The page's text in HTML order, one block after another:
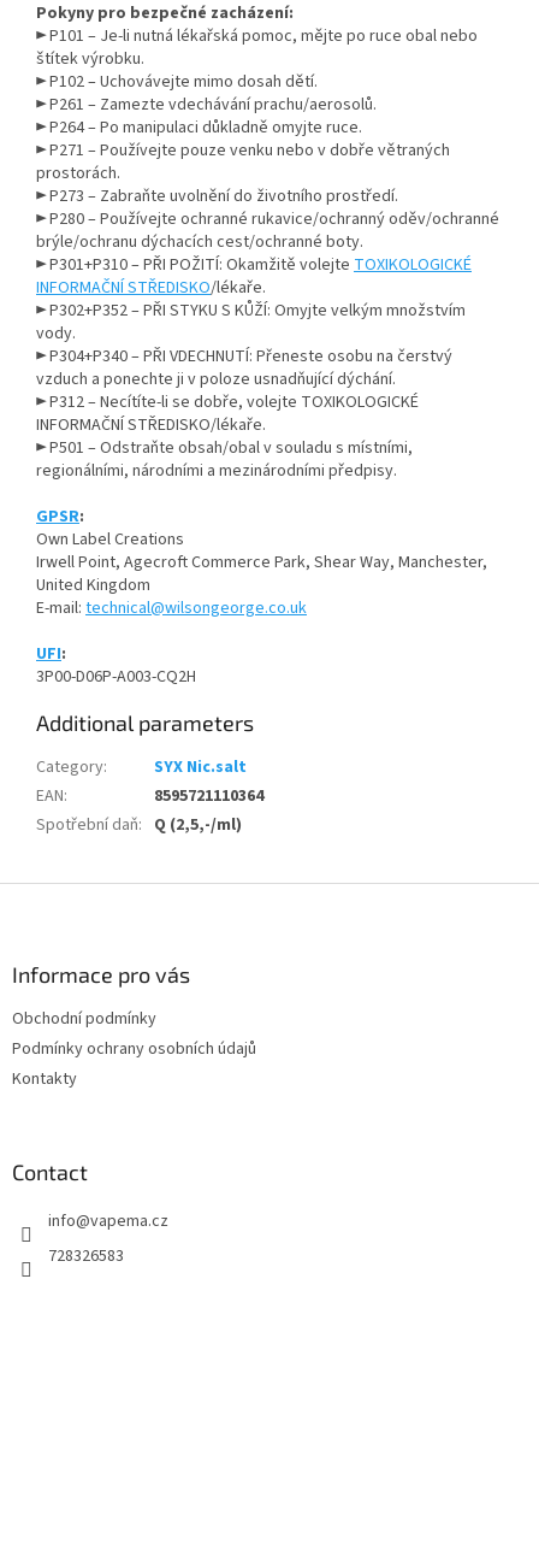
Pokyny pro bezpečné zacházení:
► P101 – Je-li nutná lékařská pomoc, mějte po ruce obal nebo
štítek výrobku.
► P102 – Uchovávejte mimo dosah dětí.
► P261 – Zamezte vdechávání prachu/aerosolů.
► P264 – Po manipulaci důkladně omyjte ruce.
► P271 – Používejte pouze venku nebo v dobře větraných
prostorách.
► P273 – Zabraňte uvolnění do životního prostředí.
► P280 – Používejte ochranné rukavice/ochranný oděv/ochranné
brýle/ochranu dýchacích cest/ochranné boty.
► P301+P310 – PŘI POŽITÍ: Okamžitě volejte TOXIKOLOGICKÉ
INFORMAČNÍ STŘEDISKO/lékaře.
► P302+P352 – PŘI STYKU S KŮŽÍ: Omyjte velkým množstvím
vody.
► P304+P340 – PŘI VDECHNUTÍ: Přeneste osobu na čerstvý
vzduch a ponechte ji v poloze usnadňující dýchání.
► P312 – Necítíte-li se dobře, volejte TOXIKOLOGICKÉ
INFORMAČNÍ STŘEDISKO/lékaře.
► P501 – Odstraňte obsah/obal v souladu s místními,
regionálními, národními a mezinárodními předpisy.
GPSR:
Own Label Creations
Irwell Point, Agecroft Commerce Park, Shear Way, Manchester,
United Kingdom
E-mail: technical@wilsongeorge.co.uk
UFI:
3P00-D06P-A003-CQ2H
Additional parameters
Category:
SYX Nic.salt
EAN:
8595721110364
Spotřební daň: Q (2,5,-/ml)
Informace pro vás
Obchodní podmínky
Podmínky ochrany osobních údajů
Kontakty
Contact
info@vapema.cz
728326583